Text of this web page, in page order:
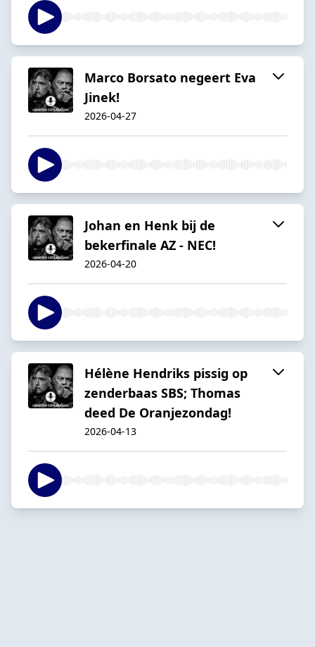
Marco Borsato negeert Eva
Jinek!
2026-04-27
Johan en Henk bij de
bekerfinale AZ - NEC!
2026-04-20
Hélène Hendriks pissig op
zenderbaas SBS; Thomas
deed De Oranjezondag!
2026-04-13